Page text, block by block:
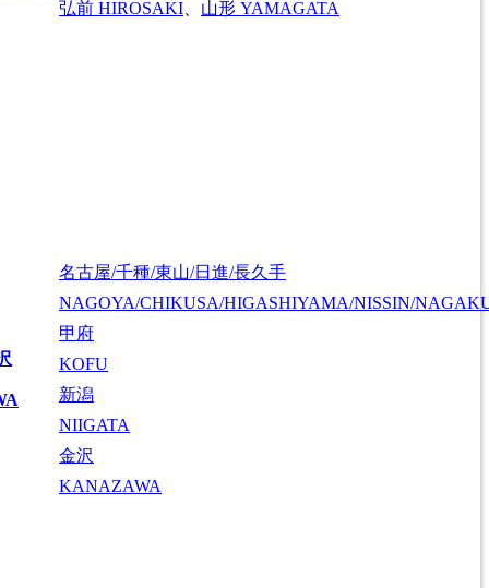
弘前 HIROSAKI 山形 YAMAGATA
名古屋/千種/東山/日進/長久手
NAGOYA/CHIKUSA/HIGASHIYAMA/NISSIN/
甲府
KOFU
新潟
NIIGATA
金沢
KANAZAWA